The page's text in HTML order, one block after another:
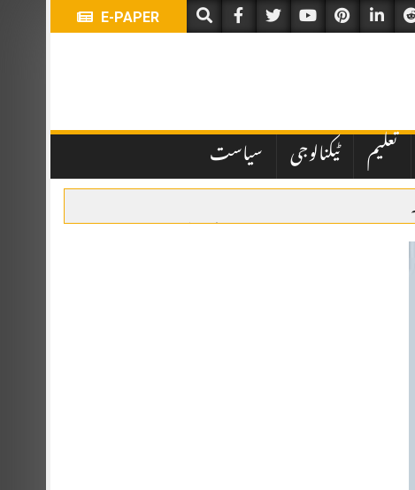
E-PAPER
تعلیم ٹیکنالوجی سیاست
تاخیر نے انتظامی اور قانونی پہلوؤں پر سوالات کھڑے کر دیے ہیں۔